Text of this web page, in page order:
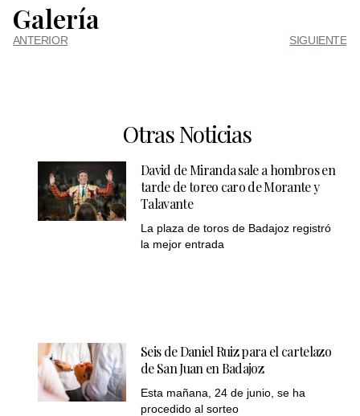
Galería
ANTERIOR SIGUIENTE
Otras Noticias
David de Miranda sale a hombros en
tarde de toreo caro de Morante y
Talavante
La plaza de toros de Badajoz registró
la mejor entrada
Seis de Daniel Ruiz para el cartelazo
de San Juan en Badajoz
Esta mañana, 24 de junio, se ha
procedido al sorteo